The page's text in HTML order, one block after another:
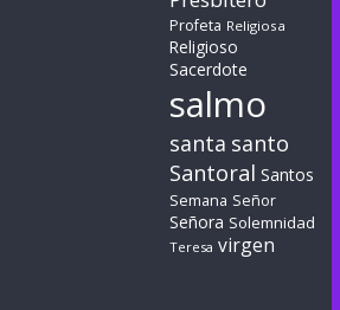
Profeta Religiosa
Religioso
Sacerdote
salmo
santa santo
Santoral Santos
Semana Señor
Señora Solemnidad
Teresa virgen